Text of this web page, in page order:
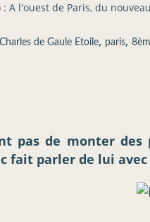
: A l'ouest de Paris, du
de Gaule Etoile, paris,
pas de monter
fait parler de lui